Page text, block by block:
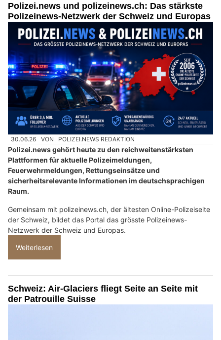
Polizei.news und polizeinews.ch: Das stärkste
Polizeinews-Netzwerk der Schweiz und Europas
30.06.26 VON POLIZEI.NEWS REDAKTION
Polizei.news gehört heute zu den reichweitenstärksten
Plattformen für aktuelle Polizeimeldungen,
Feuerwehrmeldungen, Rettungseinsätze und
sicherheitsrelevante Informationen im deutschsprachigen
Raum.
Gemeinsam mit polizeinews.ch, der ältesten Online-Polizeiseite
der Schweiz, bildet das Portal das grösste Polizeinews-
Netzwerk der Schweiz und Europas.
Weiterlesen
Schweiz: Air-Glaciers fliegt Seite an Seite mit
der Patrouille Suisse